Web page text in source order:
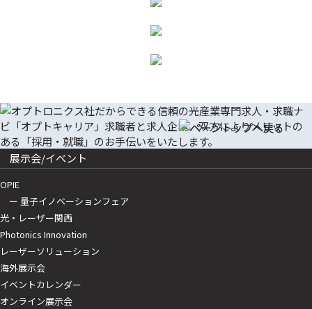
展示会/イベント
OPIE
ー 量子イノベーションフェア
光・レーザー関西
Photonics Innovation
レーザーソリューション
海外展示会
イベントカレンダー
オンライン展示会